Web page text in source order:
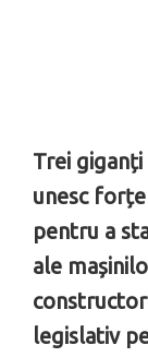
Trei giganți
unesc
pentru a
ale
legislativ